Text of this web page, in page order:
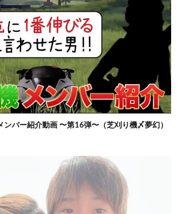
ンバー紹介動画 〜第16弾〜（芝刈り機〆夢幻）